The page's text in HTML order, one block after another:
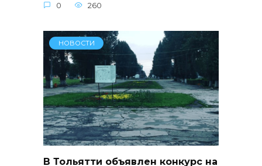
0 260
НОВОСТИ
В Тольятти объявлен конкурс на